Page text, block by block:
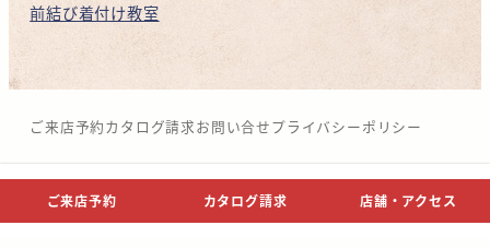
前結び着付け教室
ご来店予約カタログ請求お問い合せプライバシーポリシー
© NAKANOZA CO,.LTD.
ご来店予約 カタログ請求 店舗・アクセス